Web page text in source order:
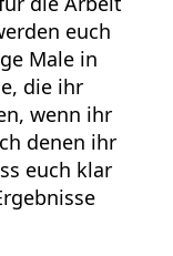
euch
Male in
die ihr
wenn ihr
denen ihr
euch klar